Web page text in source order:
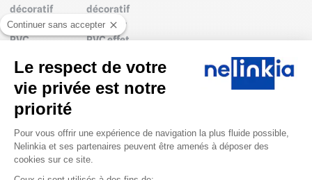
décoratif
intérieur
PVC
Bois
Foncé 250
cm / 300
cm X 122
cm
Prix public à
partir de
décoratif
intérieur
PVC effet
Brut /
Pierre
300 cm X
122 cm
Prix public à
Continuer sans accepter
Le respect de votre
vie privée est notre
priorité
Plateforme de Gestion du
Pour vous offrir une expérience de navigation la plus fluide possible,
Nelinkia et ses partenaires peuvent être amenés à déposer des
cookies sur ce site.